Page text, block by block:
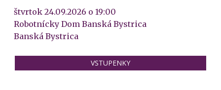
štvrtok 24.09.2026 o 19:00
Robotnícky Dom Banská Bystrica
Banská Bystrica
VSTUPENKY